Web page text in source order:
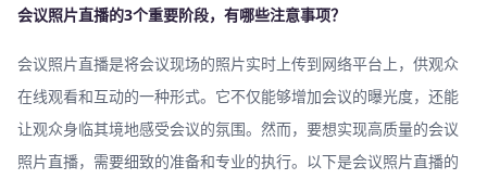
会议照片直播的3个重要阶段，有哪些注意事项？
会议照片直播是将会议现场的照片实时上传到网络平台上，供观众
在线观看和互动的一种形式。它不仅能够增加会议的曝光度，还能
让观众身临其境地感受会议的氛围。然而，要想实现高质量的会议
照片直播，需要细致的准备和专业的执行。以下是会议照片直播的